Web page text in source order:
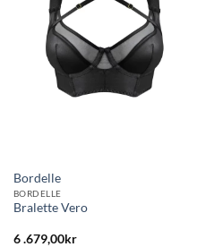
Bordelle
BORDELLE
Bralette Vero
6 .679,00kr